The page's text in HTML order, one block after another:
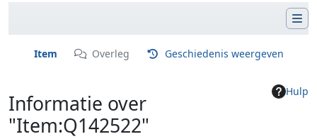
Item Overleg Geschiedenis weergeven
Hulp
Informatie over
"Item:Q142522"